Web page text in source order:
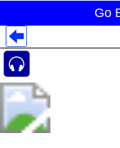
Go
Despliegues
Despliegues
Despliegues por